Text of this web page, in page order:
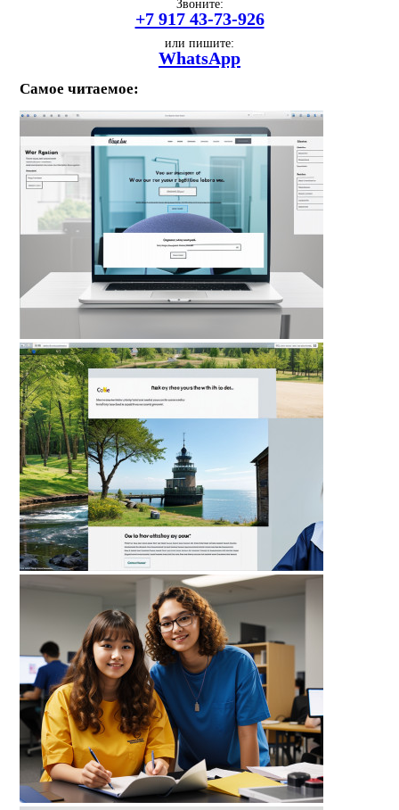
Звоните:
+7 917 43-73-926
или пишите:
WhatsApp
Самое читаемое: